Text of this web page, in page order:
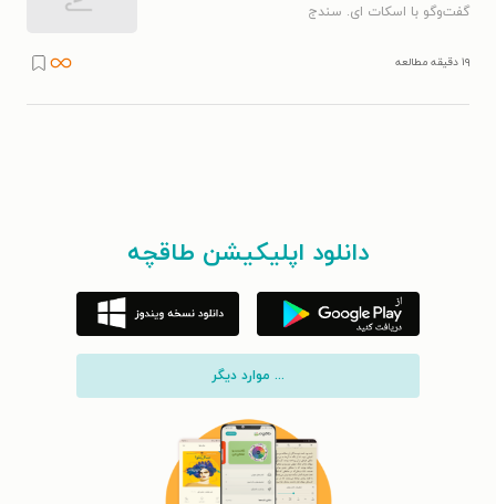
گفت‌وگو با اسکات ای. سندج
۱۹ دقیقه مطالعه
دانلود اپلیکیشن طاقچه
... موارد دیگر